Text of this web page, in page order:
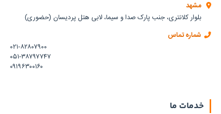
مشهد
بلوار کلانتری، جنب پارک صدا و سیما، لابی هتل پردیسان (حضوری)
شماره تماس
۰۲۱-۸۲۸۰۷۹۰۰
۰۵۱-۳۸۷۹۷۷۴۷
۰۹۱۹۶۳۰۰۱۶۰
خدمات ما